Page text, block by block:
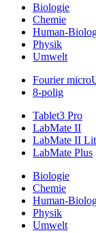
Biologie
Chemie
Human-
Physik
Umwelt
Fourier
8-polig
Tablet3 Pro
LabMate II
LabMate II
LabMate Plus
Biologie
Chemie
Human-
Physik
Umwelt